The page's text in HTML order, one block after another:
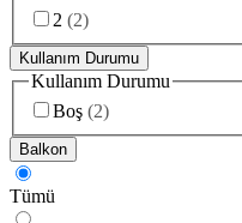
2 (2)
Kullanım Durumu
Kullanım Durumu
Boş (2)
Balkon
Tümü